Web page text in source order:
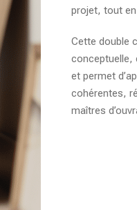
projet, tout
Cette double
conceptuelle,
et permet
cohérentes,
maîtres